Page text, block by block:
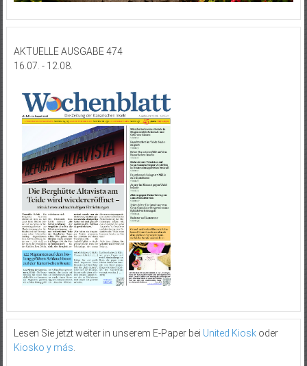
AKTUELLE AUSGABE 474
16.07. - 12.08.
Lesen Sie jetzt weiter in unserem E-Paper bei United Kioskoder
Kiosko y más.